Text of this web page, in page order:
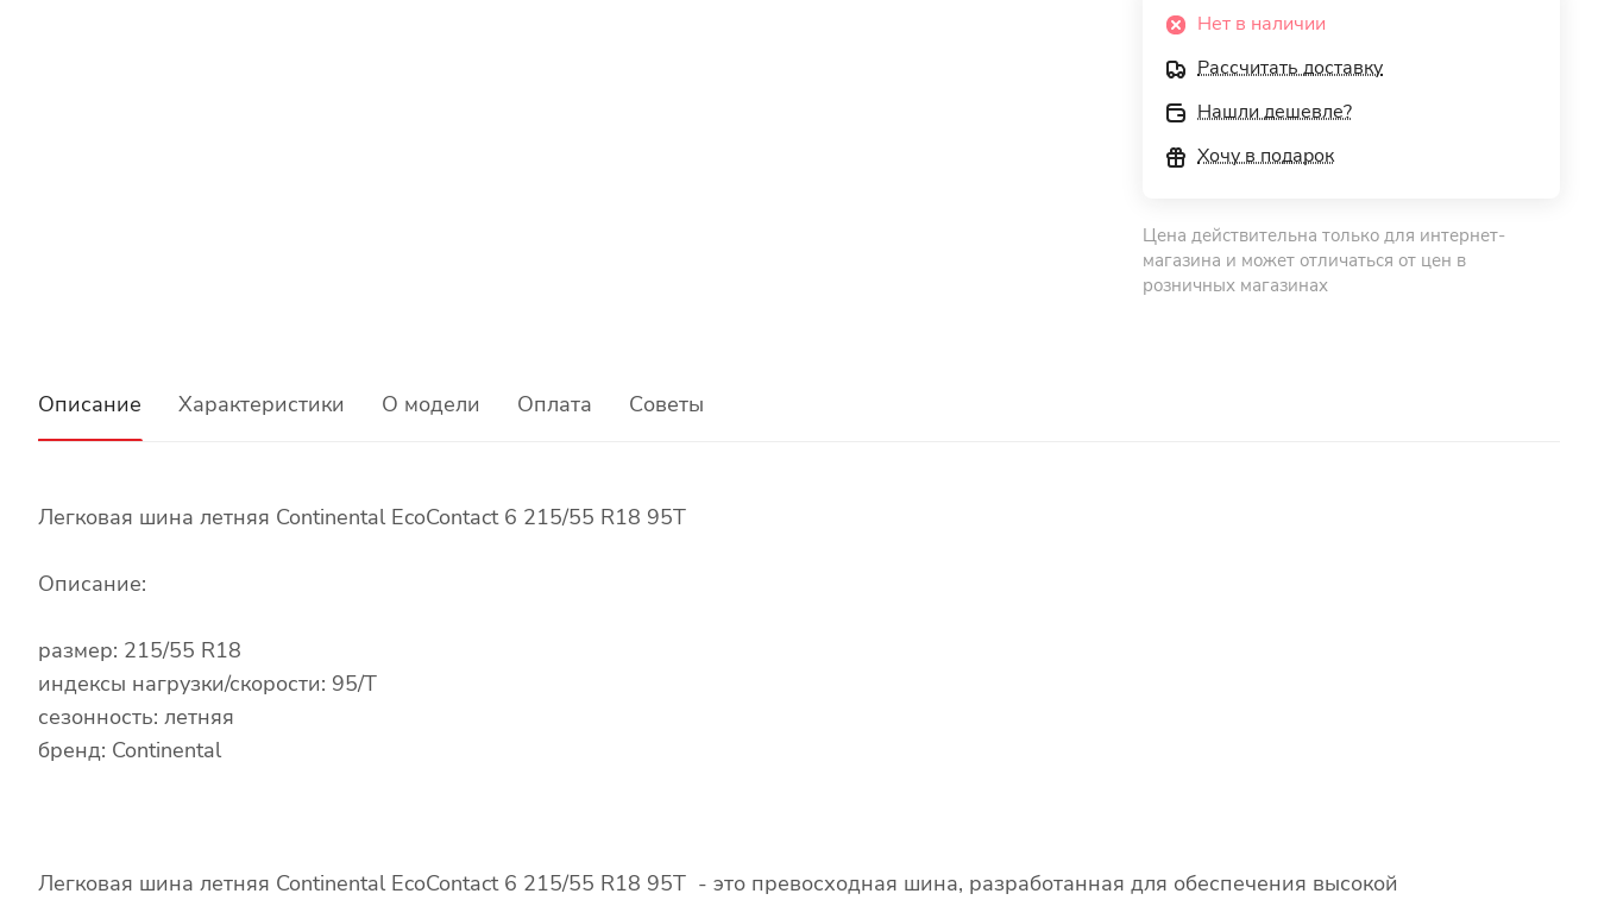
Нет в наличии
Рассчитать доставку
Нашли дешевле?
Хочу в подарок
Цена действительна только для интернет-
магазина и может отличаться от цен в
розничных магазинах
Описание Характеристики О модели Оплата Советы
Легковая шина летняя Continental EcoContact 6 215/55 R18 95T
Описание:
размер: 215/55 R18
индексы нагрузки/скорости: 95/T
сезонность: летняя
бренд: Continental
Легковая шина летняя Continental EcoContact 6 215/55 R18 95T - это превосходная шина, разработанная для обеспечения высокой